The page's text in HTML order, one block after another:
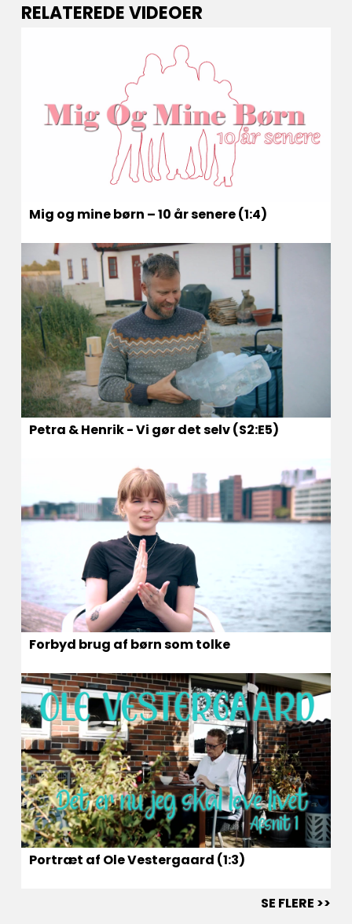
RELATEREDE VIDEOER
Mig og mine børn – 10 år senere (1:4)
Petra & Henrik - Vi gør det selv (S2:E5)
Forbyd brug af børn som tolke
Portræt af Ole Vestergaard (1:3)
SE FLERE >>